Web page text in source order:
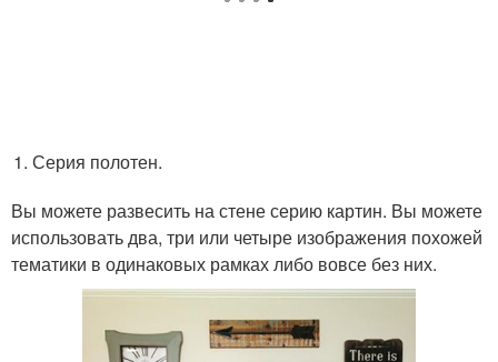
Серия полотен.
Вы можете развесить на стене серию картин. Вы можете
использовать два, три или четыре изображения похожей
тематики в одинаковых рамках либо вовсе без них.